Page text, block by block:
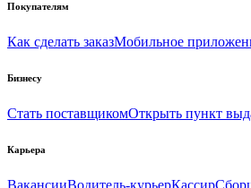
Покупателям
Как сделать заказМобильное
Бизнесу
Стать поставщикомОткрыть пункт
Карьера